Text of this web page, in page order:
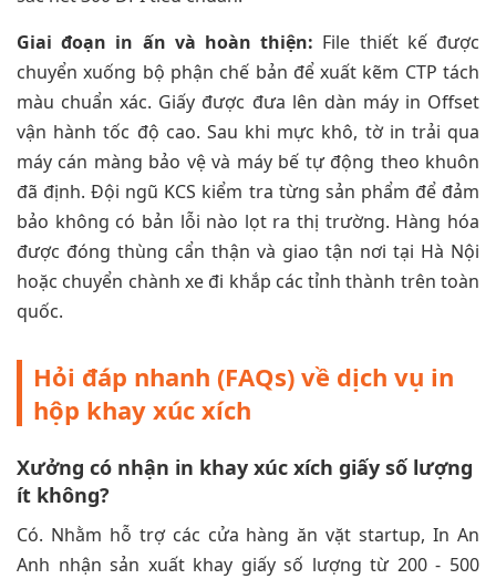
Giai đoạn in ấn và hoàn thiện: File thiết kế được
chuyển xuống bộ phận chế bản để xuất kẽm CTP tách
màu chuẩn xác. Giấy được đưa lên dàn máy in Offset
vận hành tốc độ cao. Sau khi mực khô, tờ in trải qua
máy cán màng bảo vệ và máy bế tự động theo khuôn
đã định. Đội ngũ KCS kiểm tra từng sản phẩm để đảm
bảo không có bản lỗi nào lọt ra thị trường. Hàng hóa
được đóng thùng cẩn thận và giao tận nơi tại Hà Nội
hoặc chuyển chành xe đi khắp các tỉnh thành trên toàn
quốc.
Hỏi đáp nhanh (FAQs) về dịch vụ in
hộp khay xúc xích
Xưởng có nhận in khay xúc xích giấy số lượng
ít không?
Có. Nhằm hỗ trợ các cửa hàng ăn vặt startup, In An
Anh nhận sản xuất khay giấy số lượng từ 200 - 500